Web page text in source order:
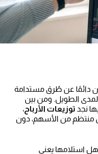
دائمًا عن طُرق مستدامة
المدى الطويل. ومن بين
نجد توزيعات الأرباح،
منتظم من الأسهم، دون
استلامها يعني